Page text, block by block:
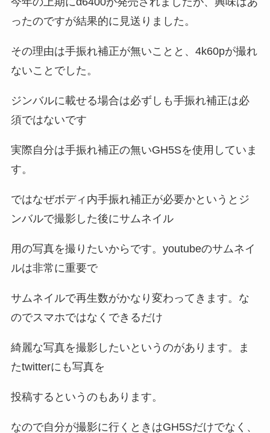
ったのですが結果的に見送りました。
その理由は手振れ補正が無いことと、4k60pが撮れ
ないことでした。
ジンバルに載せる場合は必ずしも手振れ補正は必
須ではないです
実際自分は手振れ補正の無いGH5Sを使用していま
す。
ではなぜボディ内手振れ補正が必要かというとジ
ンバルで撮影した後にサムネイル
用の写真を撮りたいからです。youtubeのサムネイ
ルは非常に重要で
サムネイルで再生数がかなり変わってきます。な
のでスマホではなくできるだけ
綺麗な写真を撮影したいというのがあります。ま
たtwitterにも写真を
投稿するというのもあります。
なので自分が撮影に行くときはGH5Sだけでなく、